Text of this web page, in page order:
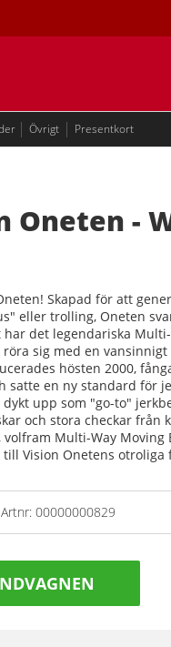
Övrigt Presentkort
Oneten -
Skapad för att
eller trolling, Oneten
det legendariska
sig med en
hösten 2000,
satte en ny standard för
dykt upp som "go-to"
och stora checkar från
Multi-Way Moving
Vision Onetens otroliga
Artnr:00000000829